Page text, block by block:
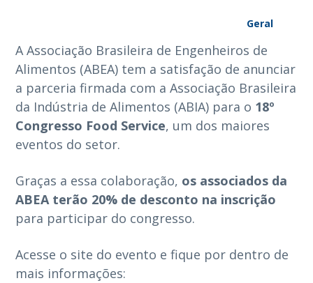
Geral
A Associação Brasileira de Engenheiros de
Alimentos (ABEA) tem a satisfação de anunciar
a parceria firmada com a Associação Brasileira
da Indústria de Alimentos (ABIA) para o 18º
Congresso Food Service, um dos maiores
eventos do setor.
Graças a essa colaboração, os associados da
ABEA terão 20% de desconto na inscrição
para participar do congresso.
Acesse o site do evento e fique por dentro de
mais informações: